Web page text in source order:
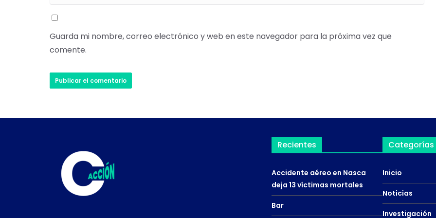
Guarda mi nombre, correo electrónico y web en este navegador para la próxima vez que
comente.
Recientes
Accidente aéreo en Nasca
deja 13 víctimas mortales
Bar
Categorías
Inicio
Noticias
Investigación